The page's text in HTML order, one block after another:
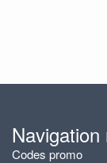
Navigation
Codes promo